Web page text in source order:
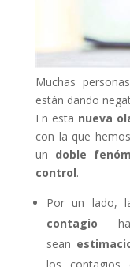
Muchas
están dando
En esta nueva
con la que
un doble
control.
Por un lado,
contagio
sean